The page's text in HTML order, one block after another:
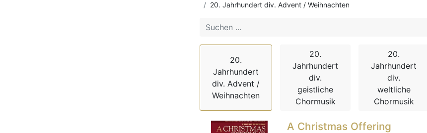
20. Jahrhundert div. Advent / Weihnachten
20.
Jahrhundert
div. Advent /
Weihnachten
20.
Jahrhundert
div.
geistliche
Chormusik
20.
Jahrhundert
div.
weltliche
Chormusik
A Christmas Offering